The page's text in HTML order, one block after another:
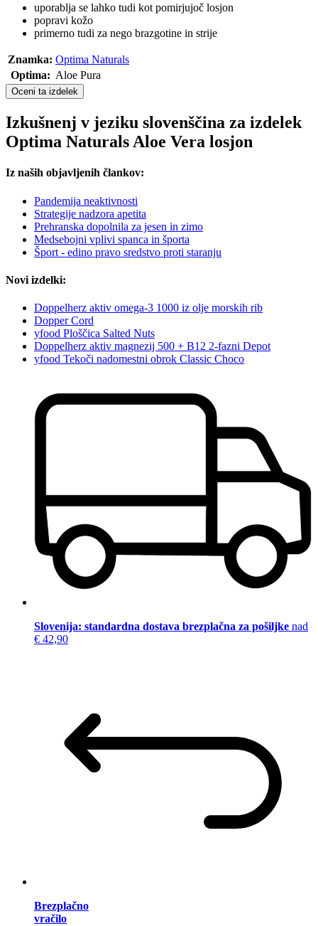
uporablja se lahko tudi kot pomirjujoč losjon
popravi kožo
primerno tudi za nego brazgotine in strije
Znamka: Optima Naturals
Optima: Aloe Pura
Oceni ta izdelek
Izkušnenj v jeziku slovenščina za izdelek
Optima Naturals Aloe Vera losjon
Iz naših objavljenih člankov:
Pandemija neaktivnosti
Strategije nadzora apetita
Prehranska dopolnila za jesen in zimo
Medsebojni vplivi spanca in športa
Šport - edino pravo sredstvo proti staranju
Novi izdelki:
Doppelherz aktiv omega-3 1000 iz olje morskih rib
Dopper Cord
yfood Ploščica Salted Nuts
Doppelherz aktiv magnezij 500 + B12 2-fazni Depot
yfood Tekoči nadomestni obrok Classic Choco
Slovenija: standardna dostava brezplačna za pošiljke nad
€ 42,90
Brezplačno
vračilo